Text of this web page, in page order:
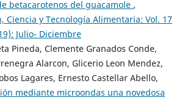
betacarotenos del guacamole ,
Ciencia y Tecnología Alimentaria: Vol. 17
Julio- Diciembre
Pineda, Clemente Granados Conde,
Alarcon, Glicerio Leon Mendez,
Lagares, Ernesto Castellar Abello,
mediante microondas una novedosa